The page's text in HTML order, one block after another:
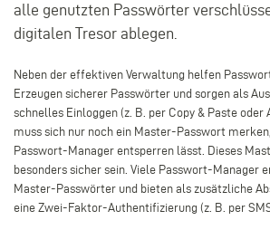
alle genutzten Passwörter
digitalen Tresor ablegen.
Neben der effektiven Verwaltung helfen
Erzeugen sicherer Passwörter und sorgen als
schnelles Einloggen (z. B. per Copy & Paste
muss sich nur noch ein Master-Passwort
Passwort-Manager entsperren lässt. Dieses
besonders sicher sein. Viele Passwort-Manager
Master-Passwörter und bieten als zusätzliche
eine Zwei-Faktor-Authentifizierung (z. B. per